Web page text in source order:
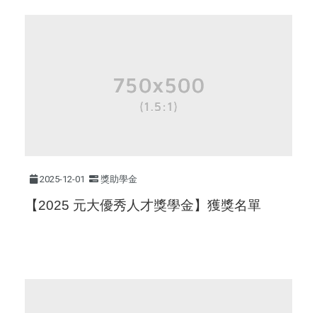
2025-12-01 獎助學金
【2025 元大優秀人才獎學金】獲獎名單